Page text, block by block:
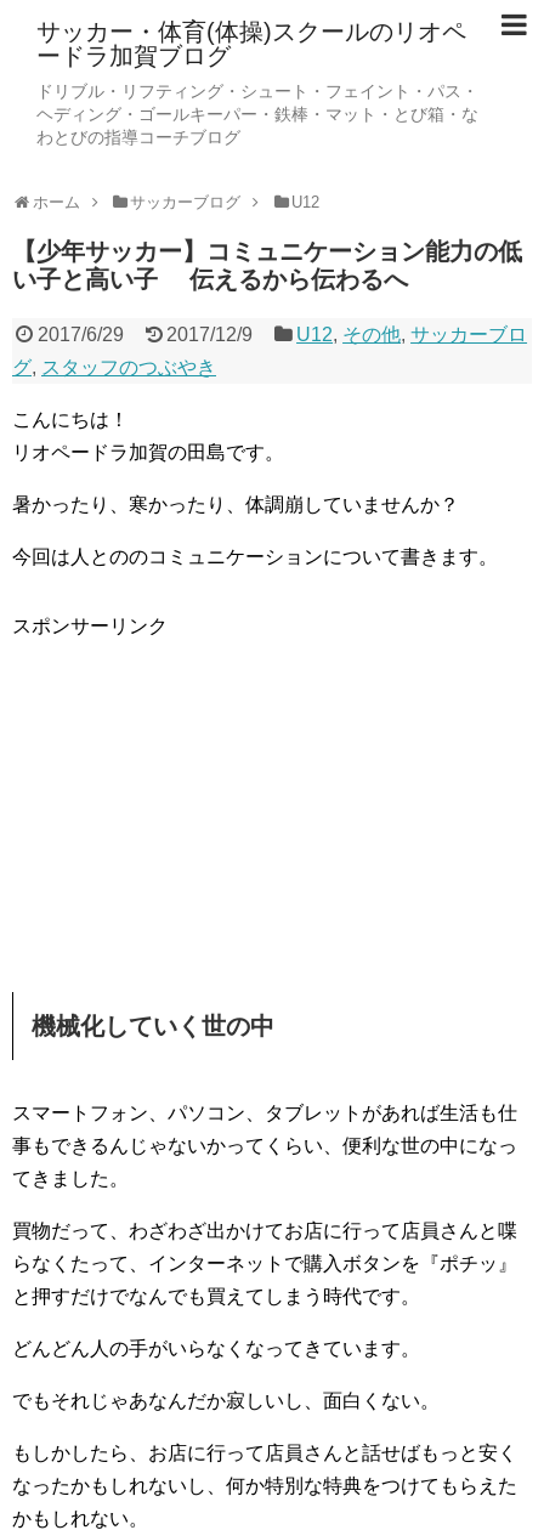
サッカー・体育(体操)スクールのリオペ
ードラ加賀ブログ
ドリブル・リフティング・シュート・フェイント・パス・
ヘディング・ゴールキーパー・鉄棒・マット・とび箱・な
わとびの指導コーチブログ
ホーム サッカーブログ U12
【少年サッカー】コミュニケーション能力の低
い子と高い子 伝えるから伝わるへ
2017/6/29 2017/12/9 U12, その他,サッカーブロ
グ, スタッフのつぶやき
こんにちは！
リオペードラ加賀の田島です。
暑かったり、寒かったり、体調崩していませんか？
今回は人とののコミュニケーションについて書きます。
スポンサーリンク
機械化していく世の中
スマートフォン、パソコン、タブレットがあれば生活も仕
事もできるんじゃないかってくらい、便利な世の中になっ
てきました。
買物だって、わざわざ出かけてお店に行って店員さんと喋
らなくたって、インターネットで購入ボタンを『ポチッ』
と押すだけでなんでも買えてしまう時代です。
どんどん人の手がいらなくなってきています。
でもそれじゃあなんだか寂しいし、面白くない。
もしかしたら、お店に行って店員さんと話せばもっと安く
なったかもしれないし、何か特別な特典をつけてもらえた
かもしれない。